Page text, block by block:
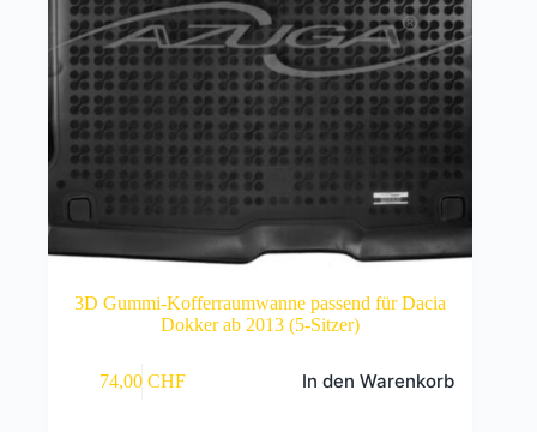
3D Gummi-Kofferraumwanne passend für Dacia
Dokker ab 2013 (5-Sitzer)
74,00 CHF In den Warenkorb